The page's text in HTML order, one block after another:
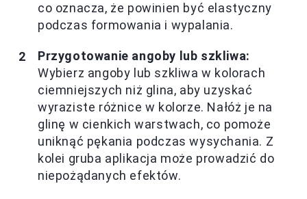
co oznacza, że powinien być elastyczny
podczas formowania i wypalania.
Przygotowanie angoby lub szkliwa:
Wybierz angoby lub szkliwa w kolorach
ciemniejszych niż glina, aby uzyskać
wyraziste różnice w kolorze. Nałóż je na
glinę w cienkich warstwach, co pomoże
uniknąć pękania podczas wysychania. Z
kolei gruba aplikacja może prowadzić do
niepożądanych efektów.